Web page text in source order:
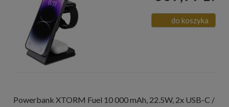
do koszyka
Powerbank XTORM Fuel 10 000 mAh, 22.5W, 2x USB-C /